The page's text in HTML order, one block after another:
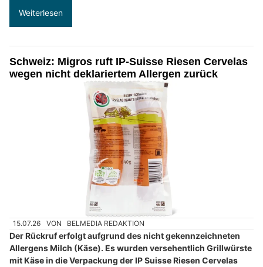
Weiterlesen
Schweiz: Migros ruft IP-Suisse Riesen Cervelas
wegen nicht deklariertem Allergen zurück
15.07.26 VON BELMEDIA REDAKTION
Der Rückruf erfolgt aufgrund des nicht gekennzeichneten
Allergens Milch (Käse). Es wurden versehentlich Grillwürste
mit Käse in die Verpackung der IP Suisse Riesen Cervelas